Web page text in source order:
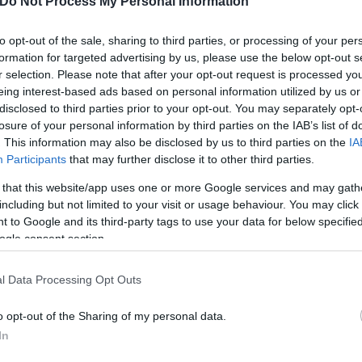
opt-out of the sale, sharing to third parties, or processing of your
for targeted advertising by us, please use the below opt-out
selection. Please note that after your opt-out request is processed
interest-based ads based on personal information utilized by us
to third parties prior to your opt-out. You may separately
of your personal information by third parties on the IAB’s list of
This information may also be disclosed by us to third parties on the
Participants that may further disclose it to other third parties.
that this website/app uses one or more Google services and may
but not limited to your visit or usage behaviour. You may
to Google and its third-party tags to use your data for below
consent section.
Data Processing Opt Outs
opt-out of the Sharing of my personal data.
των σούπερ μάρκετ, με τις αλυσίδες να
εκπτώσεις του Νοεμβρίου, στο πνεύμα της
και στα προϊόντα ιδιωτικής ετικέτας. Πίσω
ένας σιωπηλός πόλεμος: ποιος θα
ποιος θα καταφέρει να πείσει ότι η προσφορά
μικρές μεταβολές: +0,61% στις ετήσιες τιμές,